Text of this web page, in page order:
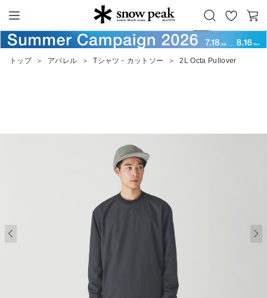
Snow Peak
お
気
カ
ー
トップ ＞ アパレル ＞ Tシャツ・カットソー ＞ 2L Octa Pullover